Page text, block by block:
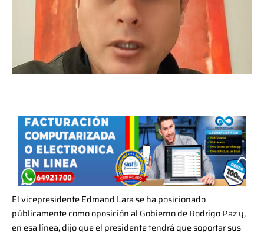
El vicepresidente Edmand Lara se ha posicionado
públicamente como oposición al Gobierno de Rodrigo Paz y,
en esa línea, dijo que el presidente tendrá que soportar sus